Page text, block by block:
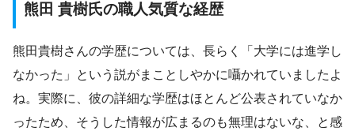
熊田 貴樹氏の職人気質な経歴
熊田貴樹さんの学歴については、長らく「大学には進学し
なかった」という説がまことしやかに囁かれていましたよ
ね。実際に、彼の詳細な学歴はほとんど公表されていなか
ったため、そうした情報が広まるのも無理はないな、と感